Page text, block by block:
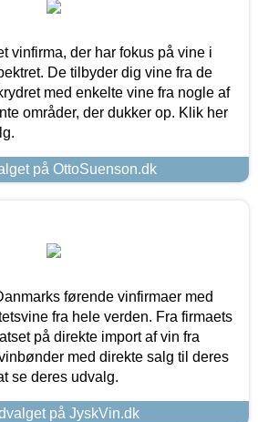
vinfirma, der har fokus på vine i
De tilbyder dig vine fra de
med enkelte vine fra nogle af
områder, der dukker op. Klik her
på OttoSuenson.dk
førende vinfirmaer med
fra hele verden. Fra firmaets
på direkte import af vin fra
med direkte salg til deres
se deres udvalg.
på JyskVin.dk